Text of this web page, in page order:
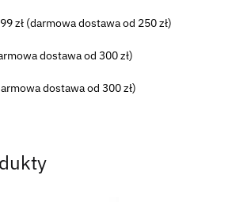
zł (darmowa dostawa od 250 zł)
dostawa od 300 zł)
dostawa od 300 zł)